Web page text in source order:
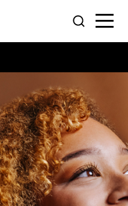
Toggle
Search
Toggle
Menu